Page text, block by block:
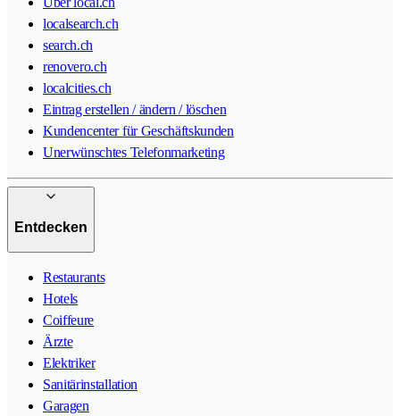
localsearch.ch
search.ch
renovero.ch
localcities.ch
Eintrag erstellen / ändern / löschen
Kundencenter für Geschäftskunden
Unerwünschtes Telefonmarketing
Entdecken
Restaurants
Hotels
Coiffeure
Ärzte
Elektriker
Sanitärinstallation
Garagen